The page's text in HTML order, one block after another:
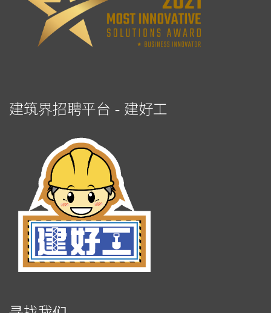
建筑界招聘平台 - 建好工